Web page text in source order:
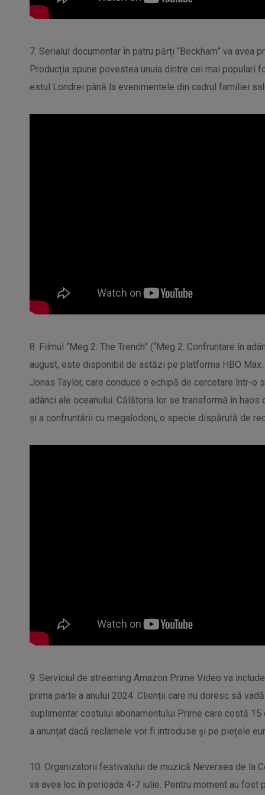
7. Serialul documentar în patru părți “Beckham” va avea
Producția spune povestea unuia dintre cei mai populari
estul Londrei până la evenimentele din cadrul familiei
8. Filmul “Meg 2: The Trench” (“Meg 2: Confruntare în
august, este disponibil de astăzi pe platforma HBO
Jonas Taylor, care conduce o echipă de cercetare într-o
adânci ale oceanului. Călătoria lor se transformă în
și a confruntării cu megalodoni, o specie dispărută de
9. Serviciul de streaming Amazon Prime Video va
prima parte a anului 2024. Clienții care nu doresc să
suplimentar costului abonamentului Prime care costă
a anunțat dacă reclamele vor fi introduse și pe piețele
10. Organizatorii festivalului de muzică Neversea de la
va avea loc în perioada 4-7 iulie. Pentru moment au fost